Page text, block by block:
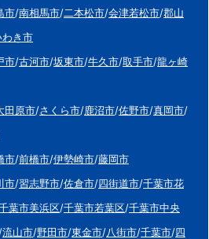
市/南相馬市/二本松市/会津若松市/郡山
わき市
市/古河市/坂東市/牛久市/取手市/龍ヶ崎
田原市/さくら市/鹿沼市/佐野市/真岡市/
市/前橋市/伊勢崎市/藤岡市
市/習志野市/佐倉市/四街道市/千葉市花
葉市美浜区/千葉市若葉区/千葉市中央
/流山市/野田市/東金市/八街市/千葉市/四